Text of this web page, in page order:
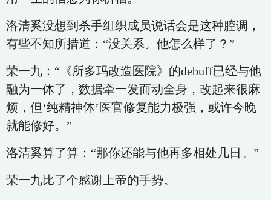
洛清奚没想到杀手组织成员说话会是这种腔调，
有些不知所措道：“没关系。他怎么样了？”
荣一九：“《所多玛改造医院》的debuff已经与他
融为一体了，数据牵一发而动全身，改起来很麻
烦，但‘纯精神体’医官修复能力极强，或许今晚
就能修好。”
洛清奚算了算：“那你还能与他再多相处几日。”
荣一九比了个感谢上帝的手势。